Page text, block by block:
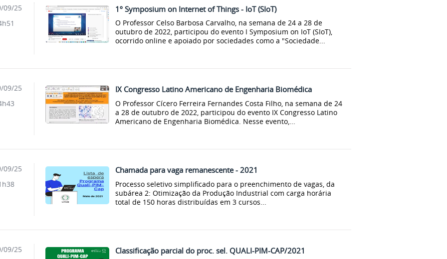
1º Symposium on Internet of Things - IoT (SIoT)
O Professor Celso Barbosa Carvalho, na semana de 24 a 28 de
outubro de 2022, participou do evento I Symposium on IoT (SIoT),
ocorrido online e apoiado por sociedades como a "Sociedade...
09/25
IX Congresso Latino Americano de Engenharia Biomédica
O Professor Cícero Ferreira Fernandes Costa Filho, na semana de 24
a 28 de outubro de 2022, participou do evento IX Congresso Latino
Americano de Engenharia Biomédica. Nesse evento,...
09/25
Chamada para vaga remanescente - 2021
Processo seletivo simplificado para o preenchimento de vagas, da
subárea 2: Otimização da Produção Industrial com carga horária
total de 150 horas distribuídas em 3 cursos...
09/25
Classificação parcial do proc. sel. QUALI-PIM-CAP/2021
09/25